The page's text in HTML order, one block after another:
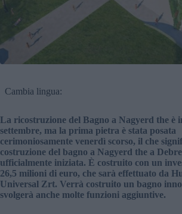
Cambia lingua:
La ricostruzione del Bagno a Nagyerd the è
settembre, ma la prima pietra è stata posata
cerimoniosamente venerdì scorso, il che
costruzione del bagno a Nagyerd the a
ufficialmente iniziata. È costruito con un
26,5 milioni di euro, che sarà effettuato da
Universal Zrt. Verrà costruito un bagno
svolgerà anche molte funzioni aggiuntive.